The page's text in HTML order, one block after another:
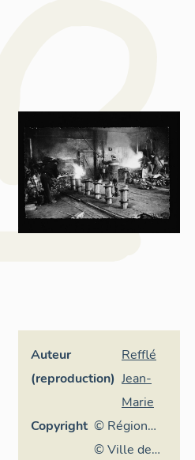
Auteur
(reproduction)
Refflé
Jean-
Marie
Copyright © Région
Rhône-
© Ville de